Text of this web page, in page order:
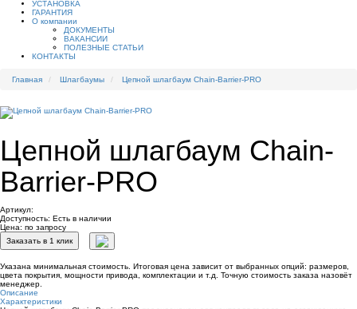
УСТАНОВКА
ГАРАНТИЯ
О компании
ДОКУМЕНТЫ
ВАКАНСИИ
ПОЛЕЗНЫЕ СТАТЬИ
КОНТАКТЫ
Главная Шлагбаумы Цепной шлагбаум Chain-Barrier-PRO
Цепной шлагбаум Chain-
Barrier-PRO
Артикул:
Доступность: Есть в наличии
Цена: по запросу
Заказать в 1 клик
Указана минимальная стоимость. Итоговая цена зависит от выбранных опций: размеров,
цвета покрытия, мощности привода, комплектации и т.д. Точную стоимость заказа назовёт
менеджер.
Описание
Характеристики